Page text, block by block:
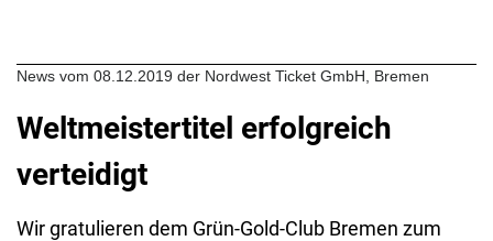
News vom 08.12.2019 der Nordwest Ticket GmbH, Bremen
Weltmeistertitel erfolgreich
verteidigt
Wir gratulieren dem Grün-Gold-Club Bremen zum